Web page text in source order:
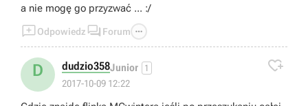
a nie mogę go przyzwać ... :/
Odpowiedz  Forum 
D dudzio358Junior 1
2017-10-09 12:22
